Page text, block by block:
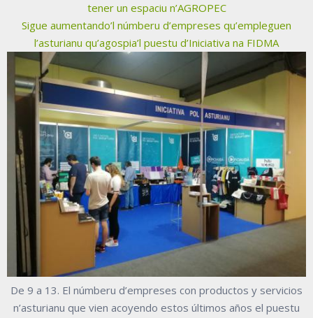
tener un espaciu n’AGROPEC
Sigue aumentando’l númberu d’empreses qu’empleguen
l’asturianu qu’agospia’l puestu d’Iniciativa na FIDMA
De 9 a 13. El númberu d’empreses con productos y servicios
n’asturianu que vien acoyendo estos últimos años el puestu